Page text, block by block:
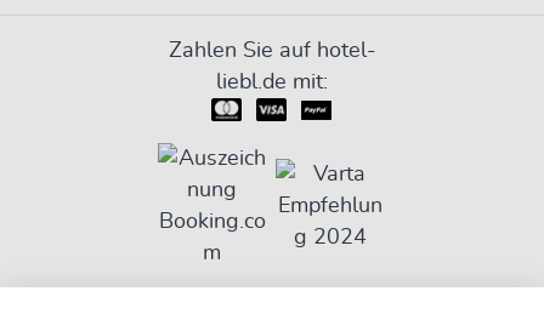
Zahlen Sie auf hotel-
liebl.de mit: